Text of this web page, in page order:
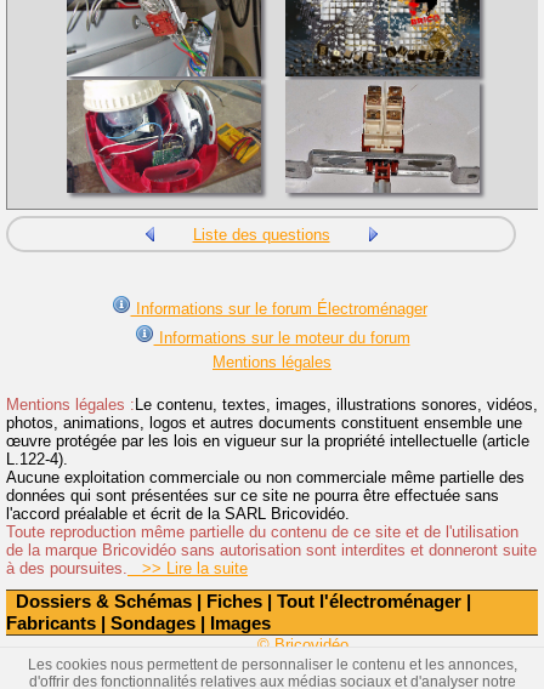
Dossiers & Schémas | Fiches | Tout l'électroménager |
Fabricants | Sondages | Images
Liste des questions
Informations sur le forum Électroménager
Informations sur le moteur du forum
Mentions légales
Mentions légales :Le contenu, textes, images, illustrations sonores, vidéos,
photos, animations, logos et autres documents constituent ensemble une
œuvre protégée par les lois en vigueur sur la propriété intellectuelle (article
L.122-4).
Aucune exploitation commerciale ou non commerciale même partielle des
données qui sont présentées sur ce site ne pourra être effectuée sans
l'accord préalable et écrit de la SARL Bricovidéo.
Toute reproduction même partielle du contenu de ce site et de l'utilisation
de la marque Bricovidéo sans autorisation sont interdites et donneront suite
à des poursuites.
>> Lire la suite
© Bricovidéo
Les cookies nous permettent de personnaliser le contenu et les annonces,
d'offrir des fonctionnalités relatives aux médias sociaux et d'analyser notre